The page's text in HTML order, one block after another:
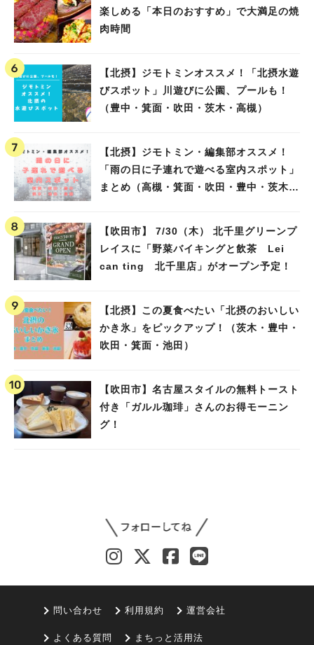
楽しめる「本日のおすすめ」で大満足の焼
肉時間
【北摂】ジモトミンオススメ！「北摂水遊
びスポット」川遊びに公園、プールも！
（豊中・箕面・吹田・茨木・高槻）
【北摂】ジモトミン・編集部オススメ！
「雨の日に子連れで遊べる室内スポット」
まとめ（高槻・箕面・吹田・豊中・茨木・
【吹田市】 7/30（木） 北千里グリーンプ
レイスに「野菜バイキングと飲茶 Lei
can ting 北千里店」がオープン予定！
【北摂】この夏食べたい「北摂のおいしい
かき氷」をピックアップ！（茨木・豊中・
吹田・箕面・池田）
【吹田市】名古屋スタイルの無料トースト
付き「ガルル珈琲」さんのお得モーニン
グ！
問い合わせ 利用規約 運営会社
よくある質問 まちっと活用法